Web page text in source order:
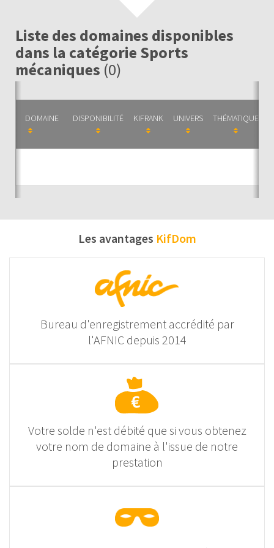
Liste des domaines disponibles
dans la catégorie Sports
mécaniques (0)
DOMAINE DISPONIBILITÉ KIFRANK UNIVERS THÉMATIQUE
Les avantages KifDom
Bureau d'enregistrement accrédité par
l'AFNIC depuis 2014
Votre solde n'est débité que si vous obtenez
votre nom de domaine à l'issue de notre
prestation